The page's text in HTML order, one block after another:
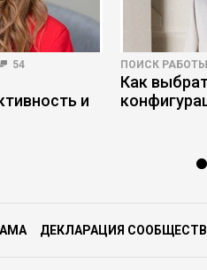
54
и
ПОИСК РАБОТЫ
Как
ДЕКЛАРАЦИЯ